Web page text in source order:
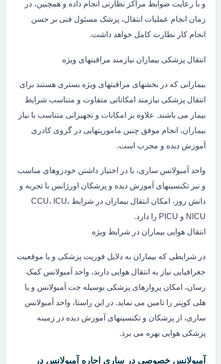
و با رعایت ضوابط مراکز نظارتی انجام داده و همچنین، در
زمان انجام عملیات انتقال، پزشک مسئول فنی بر حسن
انجام کار نظارت کامل خواهد داشت.
انتقال پزشکی بیماران نیازمند مراقبتهای ویژه
بیمارانی که در بخشهای مراقبتهای ویژه بستری هستند برای
انتقال پزشکی نیازمند امکاناتی متفاوت و متناسب شرایط
بیمار می باشند. علاوه بر امکانات و تجهیزاتی متناسب با نیاز
بیماران، انجام موفق چنین ماموریتهایی در گروی کادری
آموزش دیده و مجرب است.
واحد آمبولانس ساری، با در اختیار داشتن خودروهای مناسب
و نیز تکنسینهای آموزش دیده و پزشکان اورژانس با تجربه و
دانش روز، امکان انتقال بیماران در شرایط CCU، ICU،
NICU و PICU را دارد.
انتقال هوایی بیماران در شرایط ویژه
در شرایطی که بیماران به دلایل فوریت پزشکی و یا موقعیت
جغرافیایی نیاز به انتقال هوایی دارند، واحد آمبولانس کمک
رسان، امکان پروازهای پزشکی بوسیله جت آمبولانس و یا
هلی کوپتر را تامین می نماید. در این راستا، واحد آمبولانس
ساری، از پزشکان و تکنسینهای آموزش دیده در زمینه
پزشکی هوایی بهره می برد.
آمبولانس خصوصی در ساری اجاره آمبولانس در